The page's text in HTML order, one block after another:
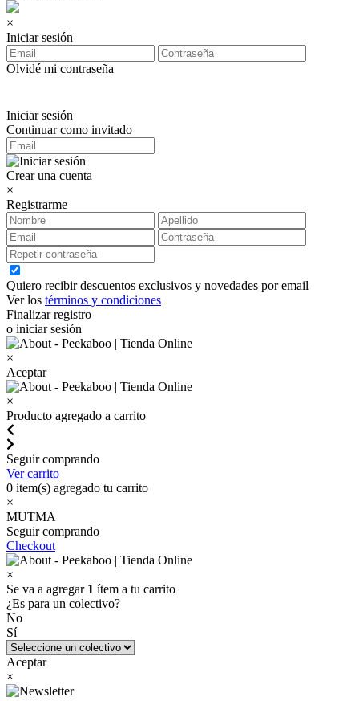
×
Iniciar sesión
Olvidé mi contraseña
Iniciar sesión
Continuar como invitado
Crear una cuenta
×
Registrarme
Quiero recibir descuentos exclusivos y novedades por email
Ver los términos y condiciones
Finalizar registro
o iniciar sesión
×
Aceptar
×
Producto agregado a carrito
Seguir comprando
Ver carrito
0 item(s) agregado tu carrito
×
MUTMA
Seguir comprando
Checkout
×
Se va a agregar 1 ítem a tu carrito
¿Es para un colectivo?
No
Sí
Aceptar
×